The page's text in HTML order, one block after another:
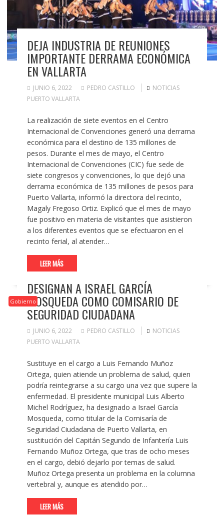
DEJA INDUSTRIA DE REUNIONES
IMPORTANTE DERRAMA ECONÓMICA
EN VALLARTA
JUNIO 6, 2022 PEDRO CASTILLO
NOTICIAS
PUERTO VALLARTA
La realización de siete eventos en el Centro
Internacional de Convenciones generó una derrama
económica para el destino de 135 millones de
pesos. Durante el mes de mayo, el Centro
Internacional de Convenciones (CIC) fue sede de
siete congresos y convenciones, lo que dejó una
derrama económica de 135 millones de pesos para
Puerto Vallarta, informó la directora del recinto,
Magaly Fregoso Ortiz. Explicó que el mes de mayo
fue positivo en materia de visitantes que asistieron
a los diferentes eventos que se efectuaron en el
recinto ferial, al atender…
LEER MÁS
Gobierno
DESIGNAN A ISRAEL GARCÍA
MOSQUEDA COMO COMISARIO DE
SEGURIDAD CIUDADANA
JUNIO 6, 2022 PEDRO CASTILLO
NOTICIAS
PUERTO VALLARTA
Sustituye en el cargo a Luis Fernando Muñoz
Ortega, quien atiende un problema de salud, quien
podría reintegrarse a su cargo una vez que supere la
enfermedad. El presidente municipal Luis Alberto
Michel Rodríguez, ha designado a Israel García
Mosqueda, como titular de la Comisaría de
Seguridad Ciudadana de Puerto Vallarta, en
sustitución del Capitán Segundo de Infantería Luis
Fernando Muñoz Ortega, que tras de ocho meses
en el cargo, debió dejarlo por temas de salud.
Muñoz Ortega presenta un problema en la columna
vertebral y, aunque es atendido por…
LEER MÁS